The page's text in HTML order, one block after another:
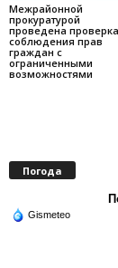
Межрайонной
прокуратурой
проведена проверка
соблюдения прав
граждан с
ограниченными
возможностями
Погода
Gismeteo